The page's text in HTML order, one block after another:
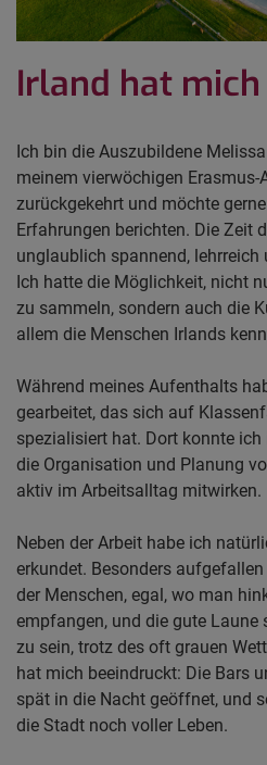
Irland hat
Ich bin die Auszubildene
meinem vierwöchigen
zurückgekehrt und möchte
Erfahrungen berichten. Die Zeit
unglaublich spannend, lehrreich
Ich hatte die Möglichkeit, nicht
zu sammeln, sondern auch die
allem die Menschen Irlands
Während meines Aufenthalts
gearbeitet, das sich auf
spezialisiert hat. Dort konnte
die Organisation und Planung
aktiv im Arbeitsalltag mitwirken.
Neben der Arbeit habe ich
erkundet. Besonders
der Menschen, egal, wo man
empfangen, und die gute
zu sein, trotz des oft grauen
hat mich beeindruckt: Die Bars
spät in die Nacht geöffnet, und
die Stadt noch voller Leben.